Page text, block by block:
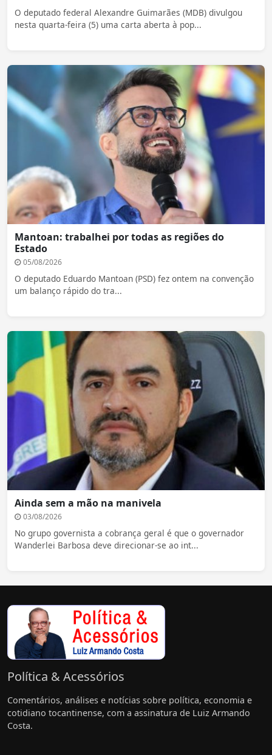
O deputado federal Alexandre Guimarães (MDB) divulgou
nesta quarta-feira (5) uma carta aberta à pop...
Mantoan: trabalhei por todas as regiões do
Estado
05/08/2026
O deputado Eduardo Mantoan (PSD) fez ontem na convenção
um balanço rápido do tra...
Ainda sem a mão na manivela
03/08/2026
No grupo governista a cobrança geral é que o governador
Wanderlei Barbosa deve direcionar-se ao int...
Política & Acessórios
Comentários, análises e notícias sobre política, economia e
cotidiano tocantinense, com a assinatura de Luiz Armando
Costa.